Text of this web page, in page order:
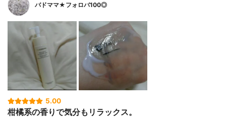
バドママ★フォロバ100◎
5.00
柑橘系の香りで気分もリラックス。